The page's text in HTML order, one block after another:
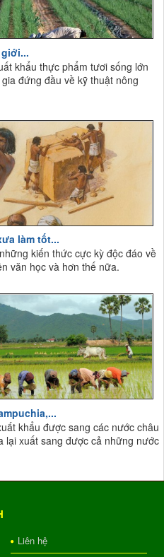
khẩu thực phẩm tươi sống lớn
đứng đầu về kỹ thuật nông
làm tốt...
kiến thức cực kỳ độc đáo về
văn học và hơn thế nữa.
khẩu được sang các nước châu
lại xuất sang được cả những nước
Liên hệ